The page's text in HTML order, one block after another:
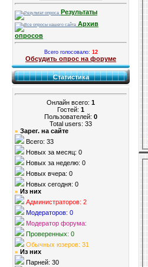
Результаты
Архив
опросов
Всего голосовало: 12
Обсудить опрос на форуме
Статистика
Онлайн всего: 1
Гостей: 1
Пользователей: 0
Total users: 33
» Зарег. на сайте
Всего: 33
Новых за месяц: 0
Новых за неделю: 0
Новых вчера: 0
Новых сегодня: 0
» Из них
Администраторов: 2
Модераторов: 0
Модератор форума:
Проверенных: 0
Обычных юзеров: 31
» Из них
Парней: 30